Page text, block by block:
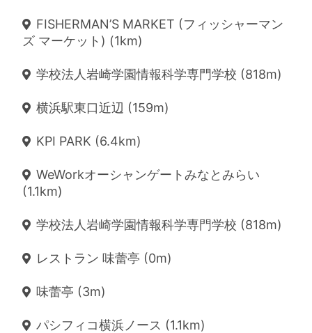
FISHERMAN’S MARKET (フィッシャーマン
ズ マーケット) (1km)
学校法人岩崎学園情報科学専門学校 (818m)
横浜駅東口近辺 (159m)
KPI PARK (6.4km)
WeWorkオーシャンゲートみなとみらい
(1.1km)
学校法人岩崎学園情報科学専門学校 (818m)
レストラン 味蕾亭 (0m)
味蕾亭 (3m)
パシフィコ横浜ノース (1.1km)